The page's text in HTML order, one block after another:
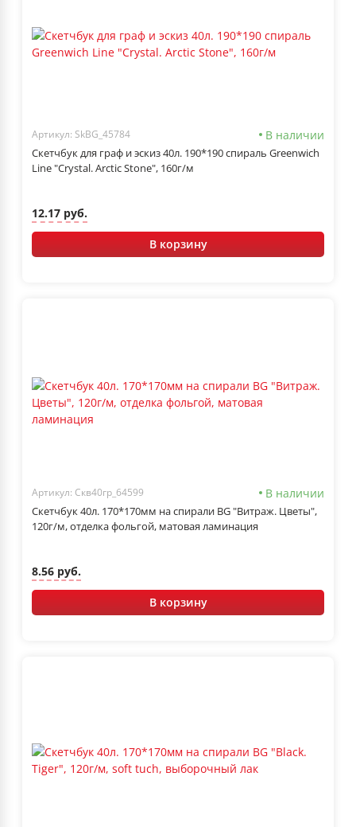
Артикул: SkBG_45784 В наличии
Скетчбук для граф и эскиз 40л. 190*190 спираль Greenwich
Line "Crystal. Arctic Stone", 160г/м
12.17 руб.
В корзину
Артикул: Скв40гр_64599 В наличии
Скетчбук 40л. 170*170мм на спирали BG "Витраж. Цветы",
120г/м, отделка фольгой, матовая ламинация
8.56 руб.
В корзину